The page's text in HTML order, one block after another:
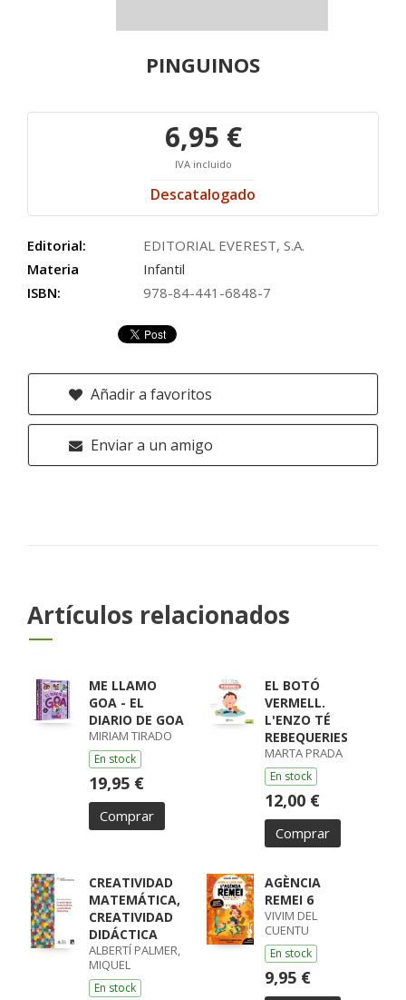
PINGUINOS
6,95 €
IVA incluido
Descatalogado
Editorial:
EDITORIAL EVEREST, S.A.
Materia
Infantil
ISBN:
978-84-441-6848-7
Añadir a favoritos
Enviar a un amigo
Artículos relacionados
ME LLAMO
GOA - EL
DIARIO DE GOA
MIRIAM TIRADO
En stock
19,95 €
Comprar
EL BOTÓ
VERMELL.
L'ENZO TÉ
REBEQUERIES
MARTA PRADA
En stock
12,00 €
Comprar
CREATIVIDAD
MATEMÁTICA,
CREATIVIDAD
DIDÁCTICA
ALBERTÍ PALMER,
MIQUEL
En stock
AGÈNCIA
REMEI 6
VIVIM DEL
CUENTU
En stock
9,95 €